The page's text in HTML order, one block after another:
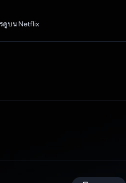
ดูบน Netflix